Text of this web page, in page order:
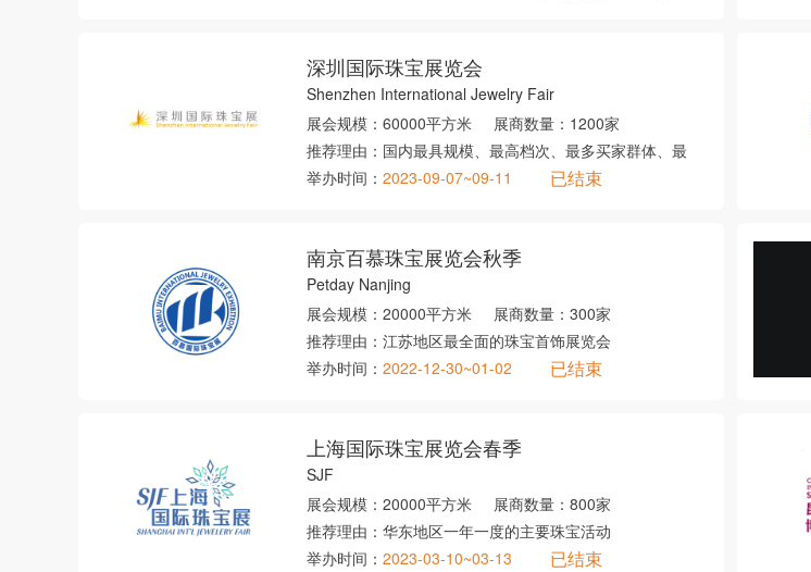
深圳国际珠宝展览会
Shenzhen International Jewelry Fair
展会规模： 60000平方米 展商数量： 1200家
推荐理由： 国内最具规模、最高档次、最多买家群体、最
举办时间： 2023-09-07~09-11 已结束
南京百慕珠宝展览会秋季
Petday Nanjing
展会规模： 20000平方米 展商数量： 300家
推荐理由： 江苏地区最全面的珠宝首饰展览会
举办时间： 2022-12-30~01-02 已结束
上海国际珠宝展览会春季
SJF
展会规模： 20000平方米 展商数量： 800家
推荐理由： 华东地区一年一度的主要珠宝活动
举办时间： 2023-03-10~03-13 已结束